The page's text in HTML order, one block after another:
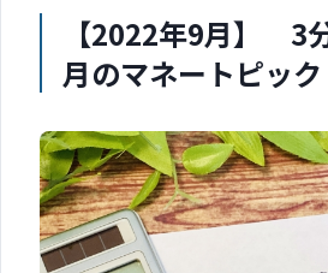
【2022年9月】 3
月のマネートピック